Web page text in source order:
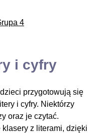
4
i cyfry
przygotowują się
i cyfry. Niektórzy
oraz je czytać.
z literami, dzięki